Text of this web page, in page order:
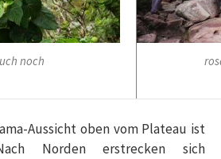
noch
Aussicht oben vom Plateau ist
Norden erstrecken sich